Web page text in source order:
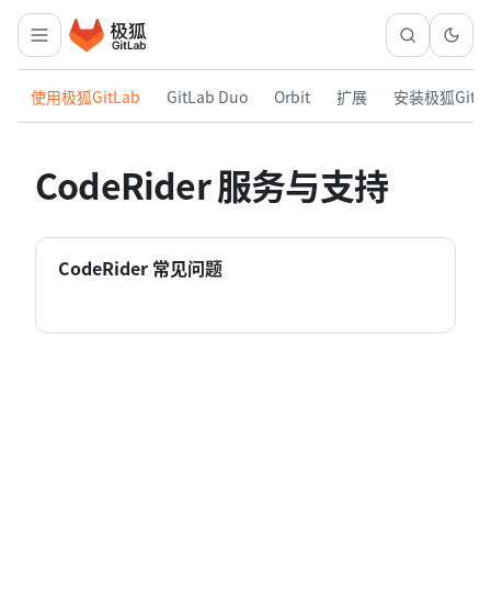
使用极狐GitLab GitLab Duo Orbit 扩展 安装极狐
CodeRider 服务与支持
CodeRider 常见问题